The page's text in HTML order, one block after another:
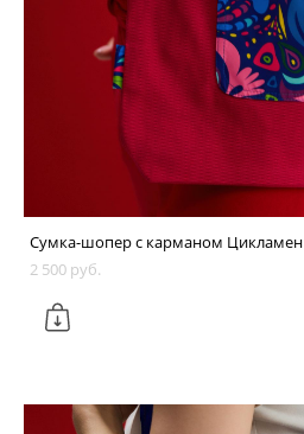
Сумка-шопер с карманом Цикламен
2 500 pуб.